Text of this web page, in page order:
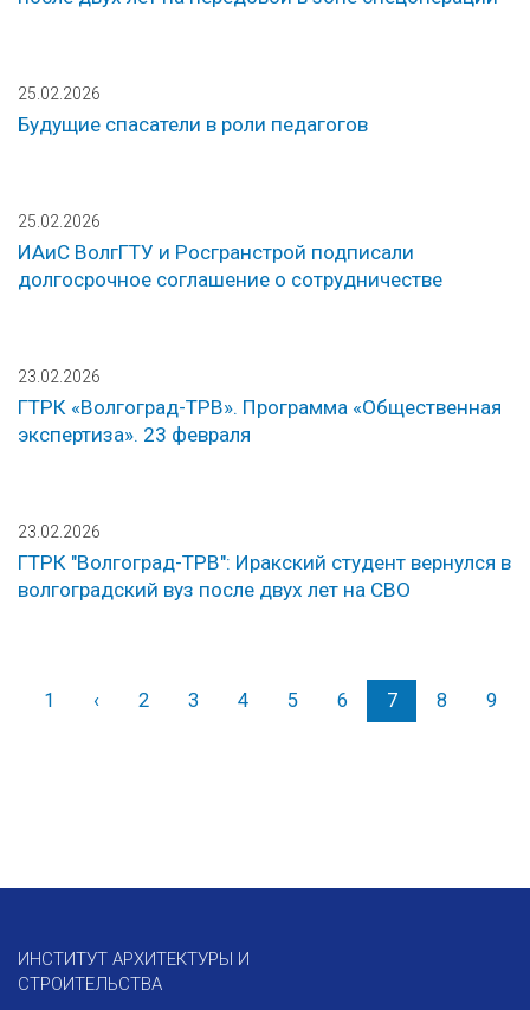
25.02.2026
Будущие спасатели в роли педагогов
25.02.2026
ИАиС ВолгГТУ и Росгранстрой подписали
долгосрочное соглашение о сотрудничестве
23.02.2026
ГТРК «Волгоград-ТРВ». Программа «Общественная
экспертиза». 23 февраля
23.02.2026
ГТРК "Волгоград-ТРВ": Иракский студент вернулся в
волгоградский вуз после двух лет на СВО
1 ‹Назад
2 3 4 5 6 7 8 9
ИНСТИТУТ АРХИТЕКТУРЫ И
СТРОИТЕЛЬСТВА